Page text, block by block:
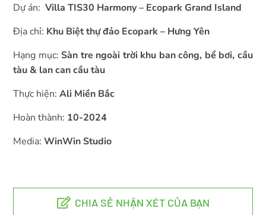
Dự án: Villa TIS30 Harmony – Ecopark Grand Island
Địa chỉ: Khu Biệt thự đảo Ecopark – Hưng Yên
Hạng mục: Sàn tre ngoài trời khu ban công, bể bơi, cầu
tàu & lan can cầu tàu
Thực hiện:Ali Miền Bắc
Hoàn thành: 10-2024
Media:WinWin Studio
CHIA SẺ NHẬN XÉT CỦA BẠN